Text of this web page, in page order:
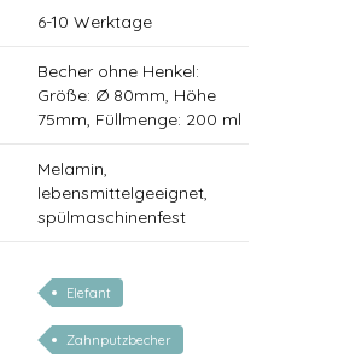
6-10 Werktage
Becher ohne Henkel:
Größe: Ø 80mm, Höhe
75mm, Füllmenge: 200 ml
Melamin,
lebensmittelgeeignet,
spülmaschinenfest
Elefant
Zahnputzbecher